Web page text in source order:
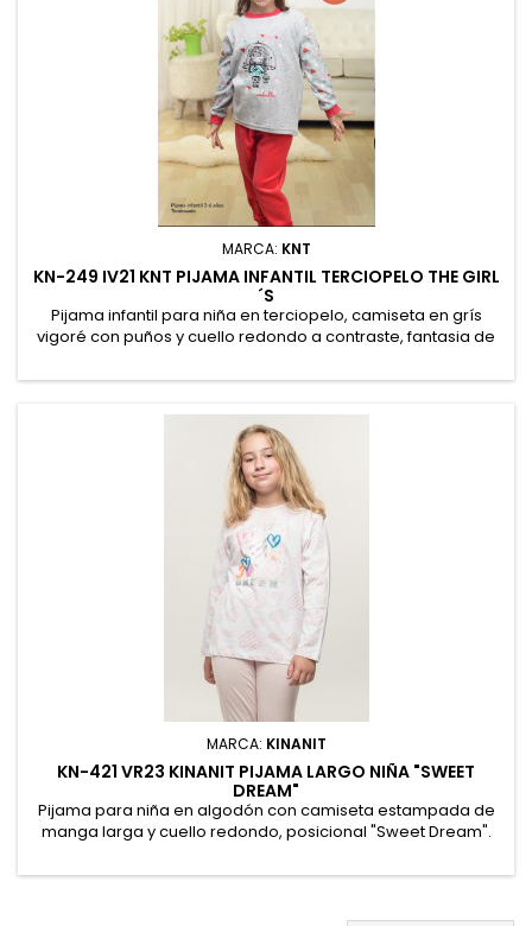
MARCA: KNT
KN-249 IV21 KNT PIJAMA INFANTIL TERCIOPELO THE GIRL
´S
Pijama infantil para niña en terciopelo, camiseta en grís
vigoré con puños y cuello redondo a contraste, fantasia de
paraguas. Pantalón liso con puños. Presentación en caja.
MARCA: KINANIT
KN-421 VR23 KINANIT PIJAMA LARGO NIÑA "SWEET
DREAM"
Pijama para niña en algodón con camiseta estampada de
manga larga y cuello redondo, posicional "Sweet Dream".
Presentación en caja con el logo de la marca. 100% Algodón